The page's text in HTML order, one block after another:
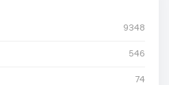
9348
546
74